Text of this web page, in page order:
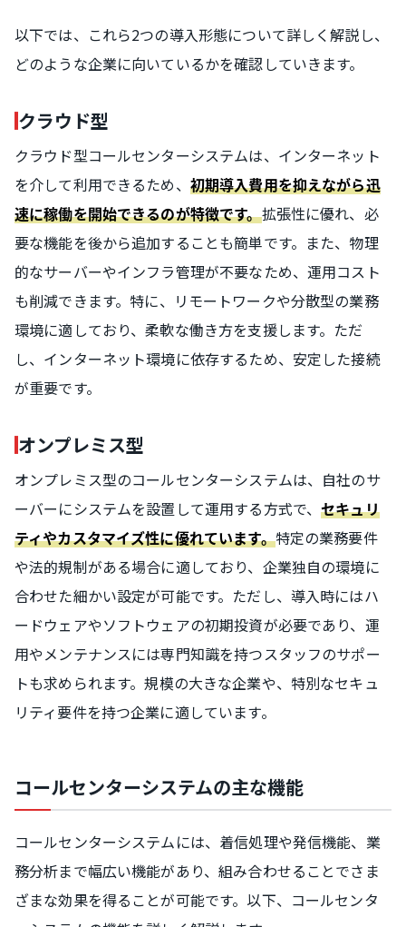
以下では、これら2つの導入形態について詳しく解説し、
どのような企業に向いているかを確認していきます。
クラウド型
クラウド型コールセンターシステムは、インターネット
を介して利用できるため、 初期導入費用を抑えながら迅
速に稼働を開始できるのが特徴です。拡張性に優れ、必
要な機能を後から追加することも簡単です。また、物理
的なサーバーやインフラ管理が不要なため、運用コスト
も削減できます。特に、リモートワークや分散型の業務
環境に適しており、柔軟な働き方を支援します。ただ
し、インターネット環境に依存するため、安定した接続
が重要です。
オンプレミス型
オンプレミス型のコールセンターシステムは、自社のサ
ーバーにシステムを設置して運用する方式で、セキュリ
ティやカスタマイズ性に優れています。特定の業務要件
や法的規制がある場合に適しており、企業独自の環境に
合わせた細かい設定が可能です。ただし、導入時にはハ
ードウェアやソフトウェアの初期投資が必要であり、運
用やメンテナンスには専門知識を持つスタッフのサポー
トも求められます。規模の大きな企業や、特別なセキュ
リティ要件を持つ企業に適しています。
コールセンターシステムの主な機能
コールセンターシステムには、着信処理や発信機能、業
務分析まで幅広い機能があり、組み合わせることでさま
ざまな効果を得ることが可能です。以下、コールセンタ